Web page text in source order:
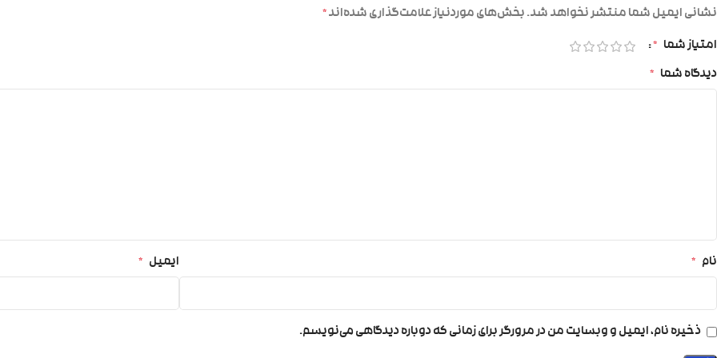
نشانی ایمیل شما منتشر نخواهد شد.بخش‌های موردنیاز علامت‌گذاری شده‌اند*
امتیاز شما *
دیدگاه شما *
نام * ایمیل *
ذخیره نام، ایمیل و وبسایت من در مرورگر برای زمانی که دوباره دیدگاهی می‌نویسم.